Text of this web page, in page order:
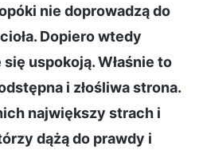
nie doprowadzą do
Dopiero wtedy
uspokoją. Właśnie to
i złośliwa strona.
największy strach i
dążą do prawdy i